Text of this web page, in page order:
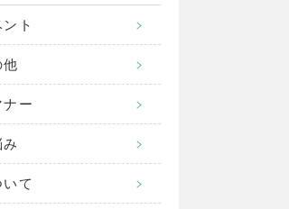
ト
ー
て